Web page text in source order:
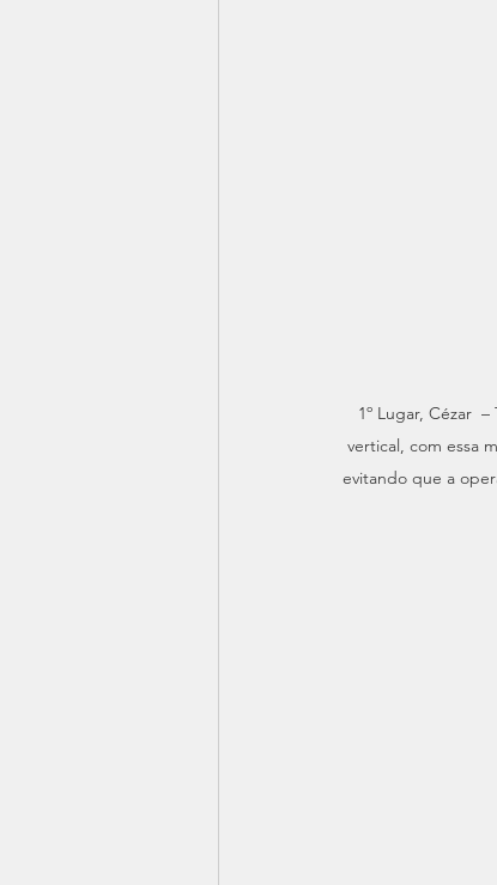
1º Lugar, Cézar
vertical, com essa
evitando que a